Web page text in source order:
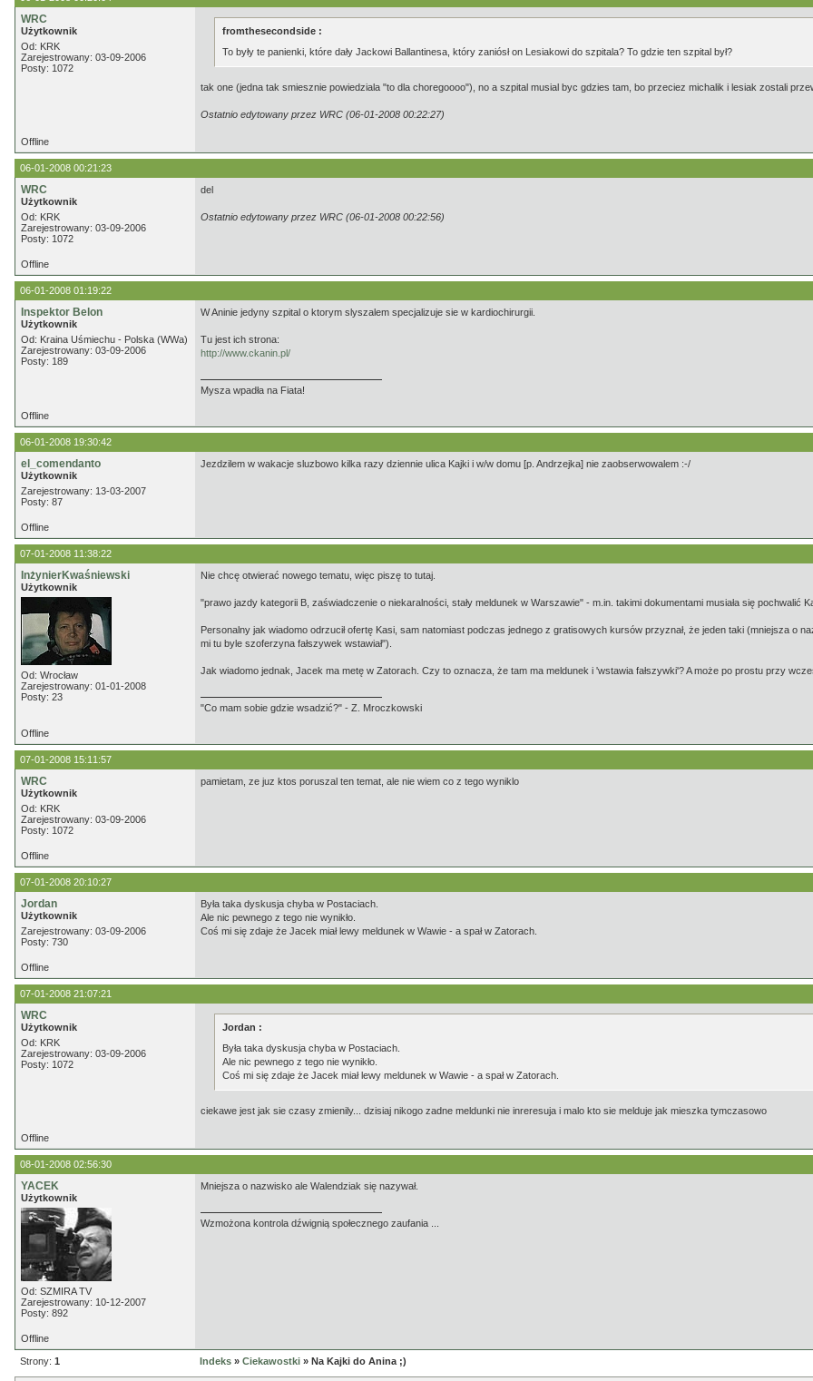
WRC
Użytkownik
Od: KRK
Zarejestrowany: 03-09-2006
Posty: 1072
fromthesecondside :
To były te panienki, które dały Jackowi Ballantinesa, który zaniósł on Lesiakowi do szpitala? To gdzie ten szpital był?
tak one (jedna tak smiesznie powiedziala "to dla choregoooo"), no a szpital musial byc gdzies tam, bo przeciez michalik i lesiak zostali
Ostatnio edytowany przez WRC (06-01-2008 00:22:27)
Offline
06-01-2008 00:21:23
WRC
Użytkownik
Od: KRK
Zarejestrowany: 03-09-2006
Posty: 1072
del
Ostatnio edytowany przez WRC (06-01-2008 00:22:56)
Offline
06-01-2008 01:19:22
Inspektor Belon
Użytkownik
Od: Kraina Uśmiechu - Polska (WWa)
Zarejestrowany: 03-09-2006
Posty: 189
W Aninie jedyny szpital o ktorym slyszalem specjalizuje sie w kardiochirurgii.
Tu jest ich strona:
http://www.ckanin.pl/
Mysza wpadła na Fiata!
Offline
06-01-2008 19:30:42
el_comendanto
Użytkownik
Zarejestrowany: 13-03-2007
Posty: 87
Jezdzilem w wakacje sluzbowo kilka razy dziennie ulica Kajki i w/w domu [p. Andrzejka] nie zaobserwowalem :-/
Offline
07-01-2008 11:38:22
InżynierKwaśniewski
Użytkownik
Od: Wrocław
Zarejestrowany: 01-01-2008
Posty: 23
Nie chcę otwierać nowego tematu, więc piszę to tutaj.
"prawo jazdy kategorii B, zaświadczenie o niekaralności, stały meldunek w Warszawie" - m.in. takimi dokumentami musiała się pochwalić
Personalny jak wiadomo odrzucił ofertę Kasi, sam natomiast podczas jednego z gratisowych kursów przyznał, że jeden taki (mniejsza o
mi tu byle szoferzyna fałszywek wstawiał").
Jak wiadomo jednak, Jacek ma metę w Zatorach. Czy to oznacza, że tam ma meldunek i 'wstawia fałszywki'? A może po prostu przy
"Co mam sobie gdzie wsadzić?" - Z. Mroczkowski
Offline
07-01-2008 15:11:57
WRC
Użytkownik
Od: KRK
Zarejestrowany: 03-09-2006
Posty: 1072
pamietam, ze juz ktos poruszal ten temat, ale nie wiem co z tego wyniklo
Offline
07-01-2008 20:10:27
Jordan
Użytkownik
Zarejestrowany: 03-09-2006
Posty: 730
Była taka dyskusja chyba w Postaciach.
Ale nic pewnego z tego nie wynikło.
Coś mi się zdaje że Jacek miał lewy meldunek w Wawie - a spał w Zatorach.
Offline
07-01-2008 21:07:21
WRC
Użytkownik
Od: KRK
Zarejestrowany: 03-09-2006
Posty: 1072
Jordan :
Była taka dyskusja chyba w Postaciach.
Ale nic pewnego z tego nie wynikło.
Coś mi się zdaje że Jacek miał lewy meldunek w Wawie - a spał w Zatorach.
ciekawe jest jak sie czasy zmienily... dzisiaj nikogo zadne meldunki nie inreresuja i malo kto sie melduje jak mieszka tymczasowo
Offline
08-01-2008 02:56:30
YACEK
Użytkownik
Od: SZMIRA TV
Zarejestrowany: 10-12-2007
Posty: 892
Mniejsza o nazwisko ale Walendziak się nazywał.
Wzmożona kontrola dźwignią społecznego zaufania ...
Offline
Strony: 1 Indeks » Ciekawostki » Na Kajki do Anina ;)